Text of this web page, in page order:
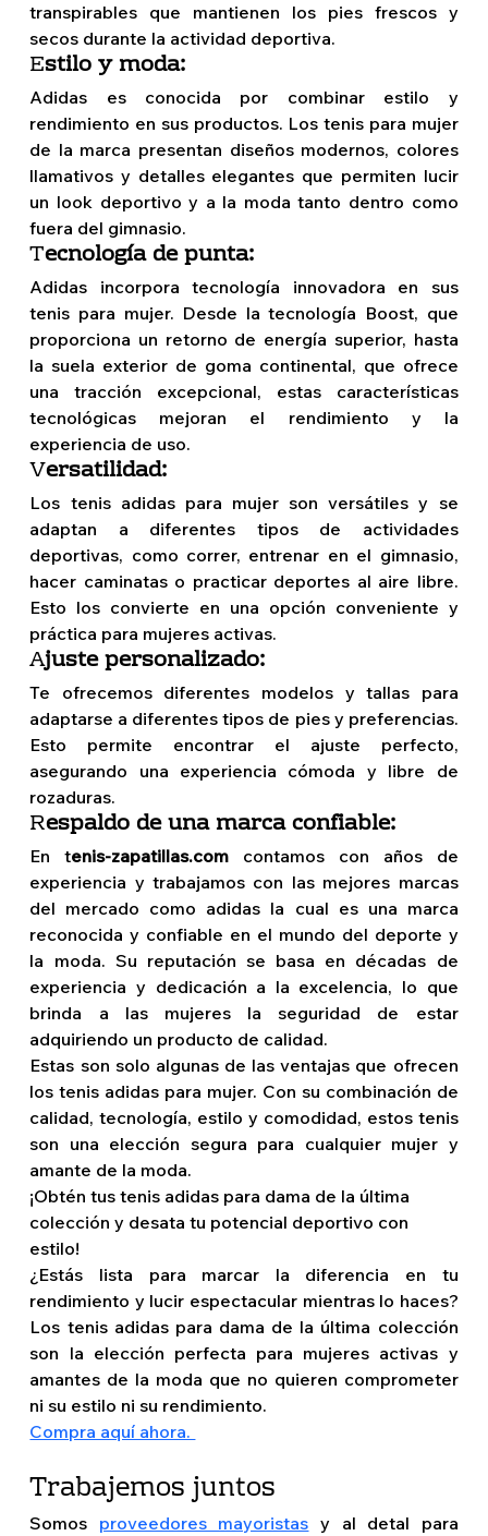
transpirables que mantienen los pies frescos y
secos durante la actividad deportiva.
Estilo y moda:
Adidas es conocida por combinar estilo y
rendimiento en sus productos. Los tenis para mujer
de la marca presentan diseños modernos, colores
llamativos y detalles elegantes que permiten lucir
un look deportivo y a la moda tanto dentro como
fuera del gimnasio.
Tecnología de punta:
Adidas incorpora tecnología innovadora en sus
tenis para mujer. Desde la tecnología Boost, que
proporciona un retorno de energía superior, hasta
la suela exterior de goma continental, que ofrece
una tracción excepcional, estas características
tecnológicas mejoran el rendimiento y la
experiencia de uso.
Versatilidad:
Los tenis adidas para mujer son versátiles y se
adaptan a diferentes tipos de actividades
deportivas, como correr, entrenar en el gimnasio,
hacer caminatas o practicar deportes al aire libre.
Esto los convierte en una opción conveniente y
práctica para mujeres activas.
Ajuste personalizado:
Te ofrecemos diferentes modelos y tallas para
adaptarse a diferentes tipos de pies y preferencias.
Esto permite encontrar el ajuste perfecto,
asegurando una experiencia cómoda y libre de
rozaduras.
Respaldo de una marca confiable:
En tenis-zapatillas.com contamos con años de
experiencia y trabajamos con las mejores marcas
del mercado como adidas la cual es una marca
reconocida y confiable en el mundo del deporte y
la moda. Su reputación se basa en décadas de
experiencia y dedicación a la excelencia, lo que
brinda a las mujeres la seguridad de estar
adquiriendo un producto de calidad.
Estas son solo algunas de las ventajas que ofrecen
los tenis adidas para mujer. Con su combinación de
calidad, tecnología, estilo y comodidad, estos tenis
son una elección segura para cualquier mujer y
amante de la moda.
¡Obtén tus tenis adidas para dama de la última
colección y desata tu potencial deportivo con
estilo!
¿Estás lista para marcar la diferencia en tu
rendimiento y lucir espectacular mientras lo haces?
Los tenis adidas para dama de la última colección
son la elección perfecta para mujeres activas y
amantes de la moda que no quieren comprometer
ni su estilo ni su rendimiento.
Compra aquí ahora.
Trabajemos juntos
Somos proveedores mayoristas y al detal para